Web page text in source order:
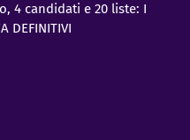
4 candidati e 20 liste: I
DEFINITIVI